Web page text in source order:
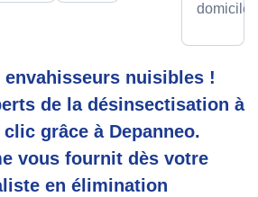
domicile.
envahisseurs nuisibles !
de la désinsectisation à
grâce à Depanneo.
vous fournit dès votre
en élimination